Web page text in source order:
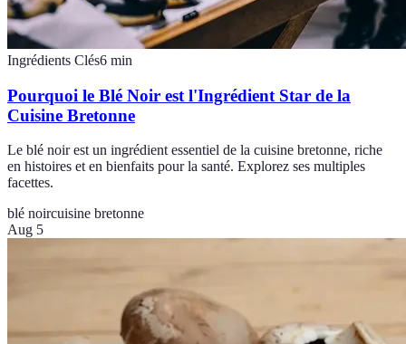
Ingrédients Clés6 min
Pourquoi le Blé Noir est l'Ingrédient Star de la
Cuisine Bretonne
Le blé noir est un ingrédient essentiel de la cuisine bretonne, riche
en histoires et en bienfaits pour la santé. Explorez ses multiples
facettes.
blé noircuisine bretonne
Aug 5